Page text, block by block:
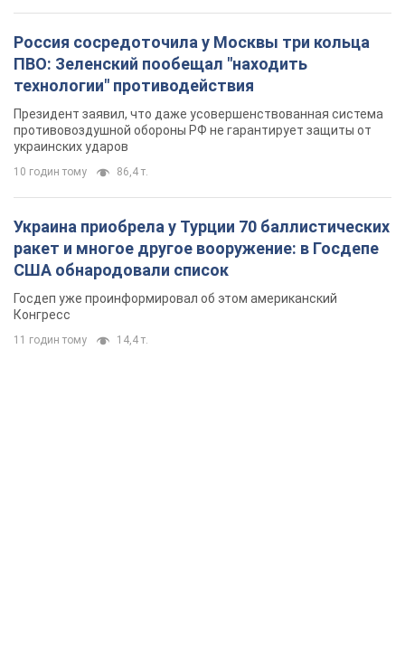
Россия сосредоточила у Москвы три кольца
ПВО: Зеленский пообещал "находить
технологии" противодействия
Президент заявил, что даже усовершенствованная система
противовоздушной обороны РФ не гарантирует защиты от
украинских ударов
10 годин тому 86,4 т.
Украина приобрела у Турции 70 баллистических
ракет и многое другое вооружение: в Госдепе
США обнародовали список
Госдеп уже проинформировал об этом американский
Конгресс
11 годин тому 14,4 т.